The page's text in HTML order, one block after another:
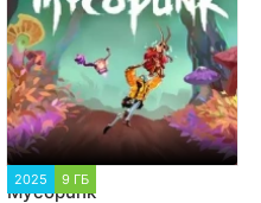
2025 9 ГБ
Mycopunk